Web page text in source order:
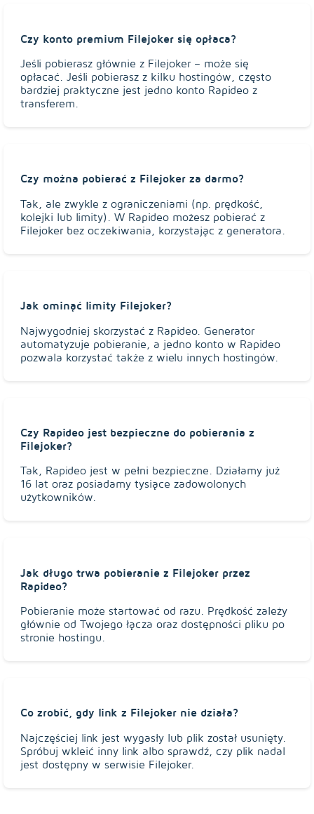
Czy konto premium Filejoker się opłaca?
Jeśli pobierasz głównie z Filejoker – może się
opłacać. Jeśli pobierasz z kilku hostingów, często
bardziej praktyczne jest jedno konto Rapideo z
transferem.
Czy można pobierać z Filejoker za darmo?
Tak, ale zwykle z ograniczeniami (np. prędkość,
kolejki lub limity). W Rapideo możesz pobierać z
Filejoker bez oczekiwania, korzystając z generatora.
Jak ominąć limity Filejoker?
Najwygodniej skorzystać z Rapideo. Generator
automatyzuje pobieranie, a jedno konto w Rapideo
pozwala korzystać także z wielu innych hostingów.
Czy Rapideo jest bezpieczne do pobierania z
Filejoker?
Tak, Rapideo jest w pełni bezpieczne. Działamy już
16 lat oraz posiadamy tysiące zadowolonych
użytkowników.
Jak długo trwa pobieranie z Filejoker przez
Rapideo?
Pobieranie może startować od razu. Prędkość zależy
głównie od Twojego łącza oraz dostępności pliku po
stronie hostingu.
Co zrobić, gdy link z Filejoker nie działa?
Najczęściej link jest wygasły lub plik został usunięty.
Spróbuj wkleić inny link albo sprawdź, czy plik nadal
jest dostępny w serwisie Filejoker.